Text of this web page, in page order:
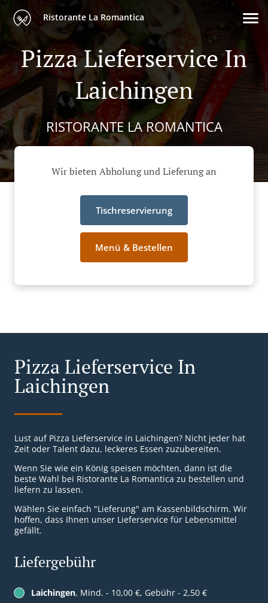
Ristorante La Romantica
Pizza Lieferservice In
Laichingen
RISTORANTE LA ROMANTICA
Wir bieten Abholung und Lieferung an
Tischreservierung
Menü & Bestellen
Pizza Lieferservice In
Laichingen
Lust auf Pizza Lieferservice in Laichingen? Nicht jeder hat
Zeit oder Talent dazu, leckeres Essen zuzubereiten.
Wenn Sie wie ein König speisen möchten, dann ist die
beste Wahl bei Ristorante La Romantica zu bestellen und
liefern zu lassen.
Wählen Sie einfach "Lieferung" am Kassenbildschirm. Wir
hoffen, dass Ihnen unser Lieferservice für Lebensmittel
gefällt.
Liefergebühr
Laichingen, Mind. - 10,00 €, Gebühr - 2,50 €